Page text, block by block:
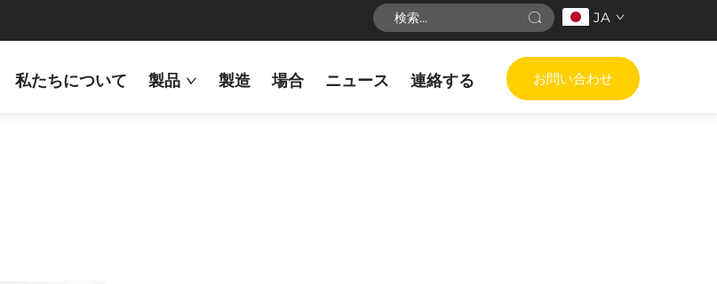
JA
私たちについて 製品 製造 場合 ニュース 連絡する お問い合わせ